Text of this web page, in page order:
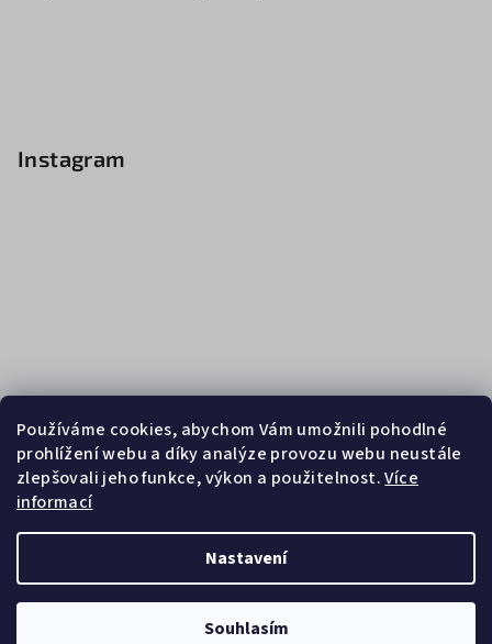
Používáme cookies, abychom Vám umožnili pohodlné
prohlížení webu a díky analýze provozu webu neustále
zlepšovali jeho funkce, výkon a použitelnost.Více
informací
Nastavení
Souhlasím
Instagram
Sledovat na Instagramu